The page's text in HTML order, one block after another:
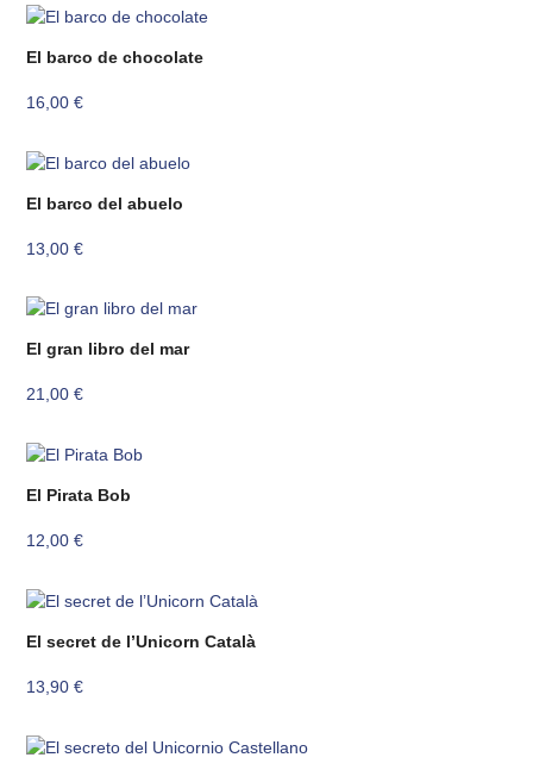
El barco de chocolate
16,00€
El barco del abuelo
13,00€
El gran libro del mar
21,00€
El Pirata Bob
12,00€
El secret de l’Unicorn Català
13,90€